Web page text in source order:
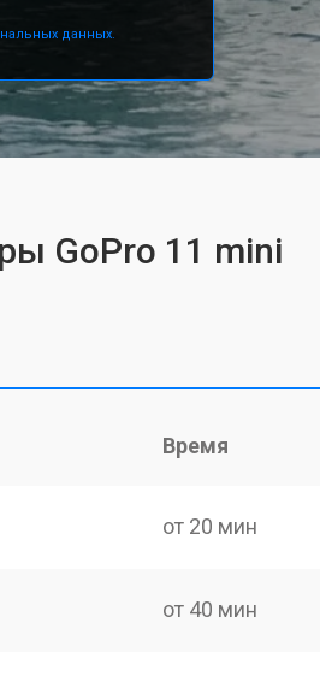
данных.
GoPro 11 mini
Время
от 20 мин
от 40 мин